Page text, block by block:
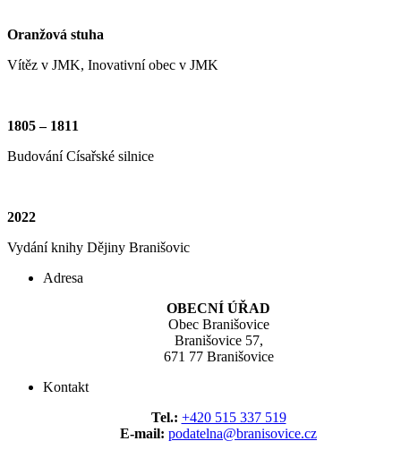
Oranžová stuha
Vítěz v JMK, Inovativní obec v JMK
1805 – 1811
Budování Císařské silnice
2022
Vydání knihy Dějiny Branišovic
Adresa
OBECNÍ ÚŘAD
Obec Branišovice
Branišovice 57,
671 77 Branišovice
Kontakt
Tel.: +420 515 337 519
E-mail: podatelna@branisovice.cz